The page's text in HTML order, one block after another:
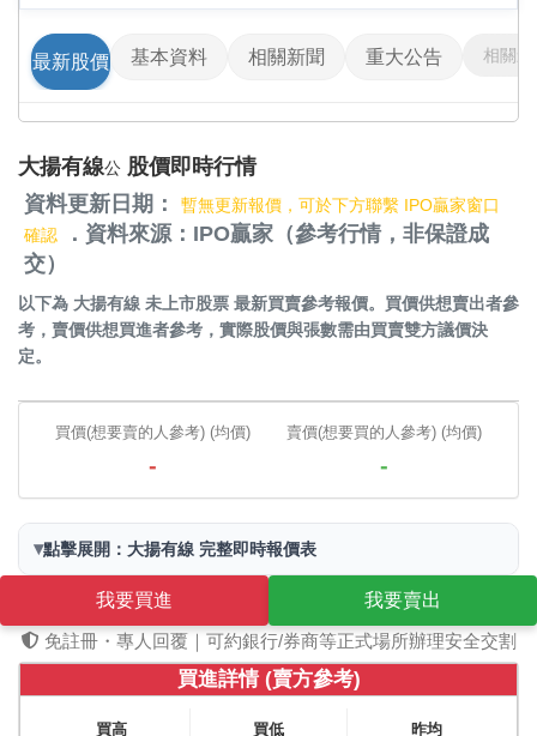
最新股價 基本資料 相關新聞 重大公告 相關影
大揚有線公 股價即時行情
資料更新日期：
暫無更新報價，可於下方聯繫 IPO贏家窗口
確認
．資料來源：IPO贏家（參考行情，非保證成
交）
以下為 大揚有線 未上市股票 最新買賣參考報價。買價供想賣出者參
考，賣價供想買進者參考，實際股價與張數需由買賣雙方議價決
定。
買價(想要賣的人參考) (均價)
-
賣價(想要買的人參考) (均價)
-
▾點擊展開：大揚有線 完整即時報價表
我要買進
我要賣出
免註冊・專人回覆｜可約銀行/券商等正式場所辦理安全交割
買進詳情 (賣方參考)
買高 買低 昨均